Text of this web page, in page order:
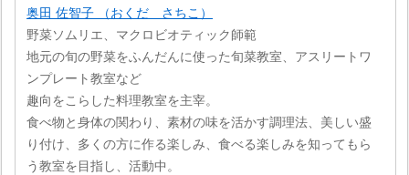
奥田 佐智子 （おくだ さちこ）
野菜ソムリエ、マクロビオティック師範
地元の旬の野菜をふんだんに使った旬菜教室、アスリートワ
ンプレート教室など
趣向をこらした料理教室を主宰。
食べ物と身体の関わり、素材の味を活かす調理法、美しい盛
り付け、多くの方に作る楽しみ、食べる楽しみを知ってもら
う教室を目指し、活動中。